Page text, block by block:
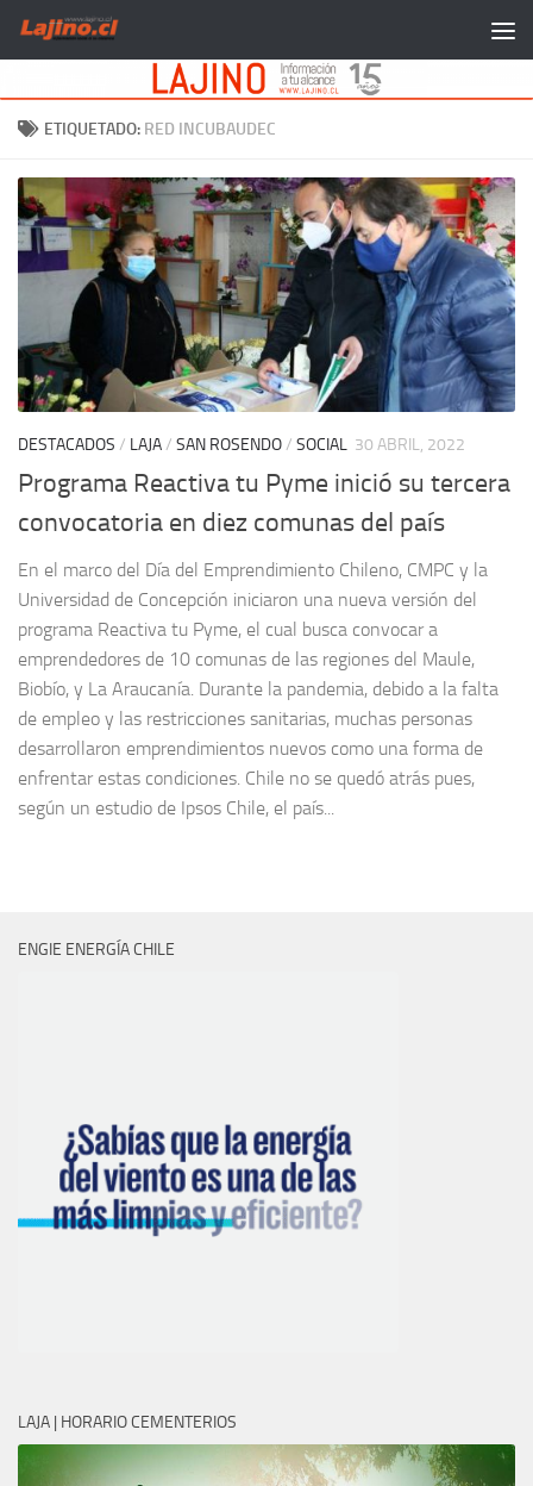
Saltar al contenido
ETIQUETADO: RED INCUBAUDEC
DESTACADOS / LAJA/ SAN ROSENDO/ SOCIAL 30 ABRIL, 2022
Programa Reactiva tu Pyme inició su tercera
convocatoria en diez comunas del país
En el marco del Día del Emprendimiento Chileno, CMPC y la
Universidad de Concepción iniciaron una nueva versión del
programa Reactiva tu Pyme, el cual busca convocar a
emprendedores de 10 comunas de las regiones del Maule,
Biobío, y La Araucanía. Durante la pandemia, debido a la falta
de empleo y las restricciones sanitarias, muchas personas
desarrollaron emprendimientos nuevos como una forma de
enfrentar estas condiciones. Chile no se quedó atrás pues,
según un estudio de Ipsos Chile, el país...
ENGIE ENERGÍA CHILE
LAJA | HORARIO CEMENTERIOS